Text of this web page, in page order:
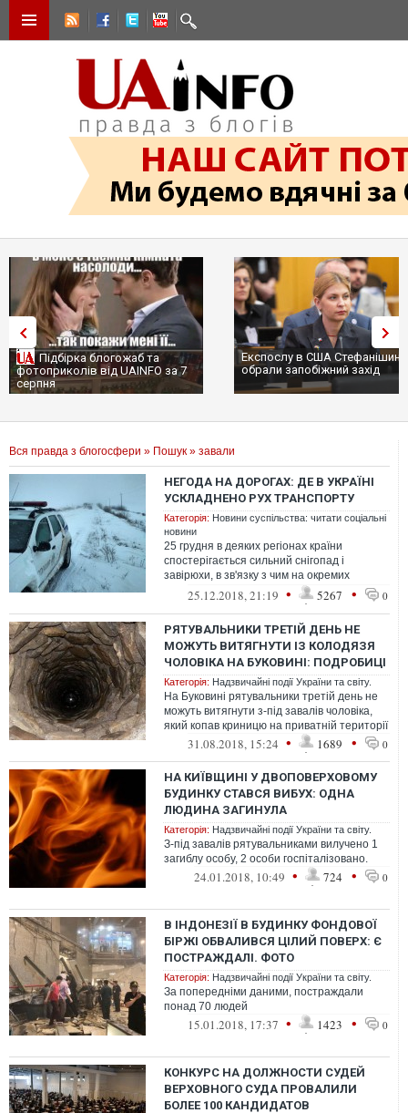
Підбірка блогожаб та
фотоприколів від UAINFO за 7
серпня
Експослу в США
обрали запобіжний захід
Вся правда з блогосфери » Пошук » завали
НЕГОДА НА ДОРОГАХ: ДЕ В УКРАЇНІ
УСКЛАДНЕНО РУХ ТРАНСПОРТУ
Категорія: Новини суспільства: читати соціальні
новини
25 грудня в деяких регіонах країни
спостерігається сильний снігопад і
завірюхи, в зв'язку з чим на окремих
дорогах ускладнено рух транспортних
25.12.2018, 21:19 • 5267 • 0
РЯТУВАЛЬНИКИ ТРЕТІЙ ДЕНЬ НЕ
МОЖУТЬ ВИТЯГНУТИ ІЗ КОЛОДЯЗЯ
ЧОЛОВІКА НА БУКОВИНІ: ПОДРОБИЦІ
Категорія: Надзвичайні події України та світу.
На Буковині рятувальники третій день не
можуть витягнути з-під завалів чоловіка,
який копав криницю на приватній території
31.08.2018, 15:24 • 1689 • 0
НА КИЇВЩИНІ У ДВОПОВЕРХОВОМУ
БУДИНКУ СТАВСЯ ВИБУХ: ОДНА
ЛЮДИНА ЗАГИНУЛА
Категорія: Надзвичайні події України та світу.
З-під завалів рятувальниками вилучено 1
загиблу особу, 2 особи госпіталізовано.
24.01.2018, 10:49 • 724 • 0
В ІНДОНЕЗІЇ В БУДИНКУ ФОНДОВОЇ
БІРЖІ ОБВАЛИВСЯ ЦІЛИЙ ПОВЕРХ: Є
ПОСТРАЖДАЛІ. ФОТО
Категорія: Надзвичайні події України та світу.
За попередніми даними, постраждали
понад 70 людей
15.01.2018, 17:37 • 1423 • 0
КОНКУРС НА ДОЛЖНОСТИ СУДЕЙ
ВЕРХОВНОГО СУДА ПРОВАЛИЛИ
БОЛЕЕ 100 КАНДИДАТОВ